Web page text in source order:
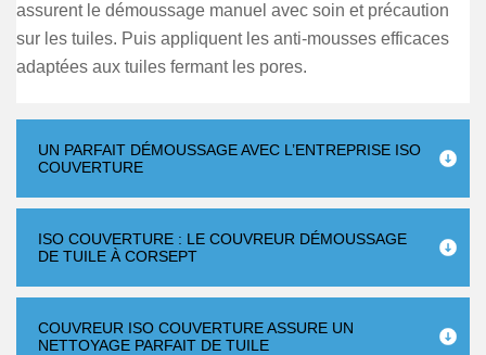
assurent le démoussage manuel avec soin et précaution
sur les tuiles. Puis appliquent les anti-mousses efficaces
adaptées aux tuiles fermant les pores.
UN PARFAIT DÉMOUSSAGE AVEC L’ENTREPRISE ISO
COUVERTURE
ISO COUVERTURE : LE COUVREUR DÉMOUSSAGE
DE TUILE À CORSEPT
COUVREUR ISO COUVERTURE ASSURE UN
NETTOYAGE PARFAIT DE TUILE